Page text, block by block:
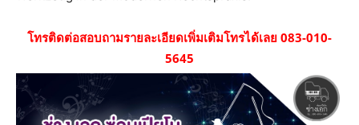
โทรติดต่อสอบถามรายละเอียดเพิ่มเติมโทรได้เลย 083-010-
5645